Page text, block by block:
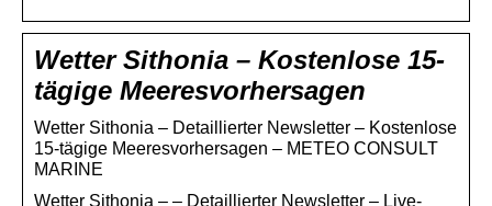
Wetter Sithonia – Kostenlose 15-
tägige Meeresvorhersagen
Wetter Sithonia – Detaillierter Newsletter – Kostenlose
15-tägige Meeresvorhersagen – METEO CONSULT
MARINE
Wetter Sithonia – – Detaillierter Newsletter – Live-